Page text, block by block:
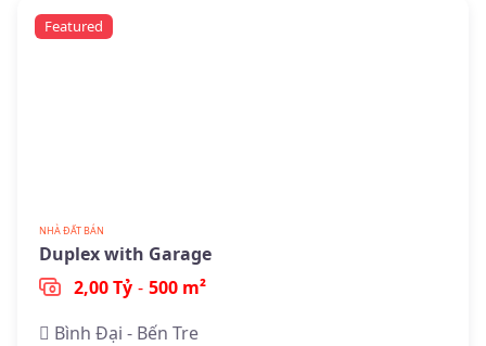
Featured
NHÀ ĐẤT BÁN
Duplex with Garage
2,00 Tỷ - 500 m²
Bình Đại - Bến Tre